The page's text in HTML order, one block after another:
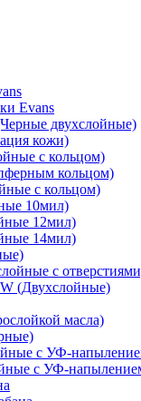
Evans
двухслойные)
кожи)
с кольцом)
кольцом)
с кольцом)
10мил)
12мил)
14мил)
с
(Двухслойные)
масла)
с УФ-
с УФ-